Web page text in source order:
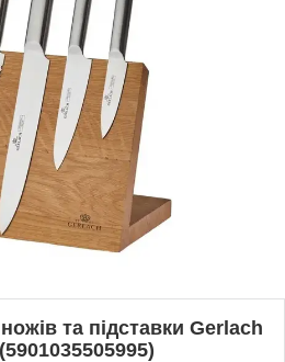
та підставки Gerlach